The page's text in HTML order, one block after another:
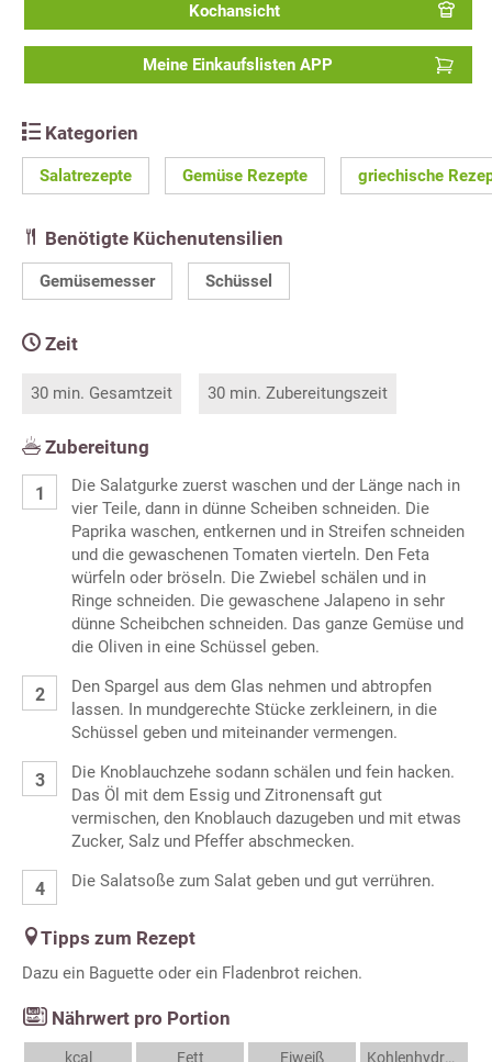
Kochansicht
Meine Einkaufslisten APP
Kategorien
Salatrezepte Gemüse Rezepte griechische
Benötigte Küchenutensilien
Gemüsemesser Schüssel
Zeit
30 min. Gesamtzeit 30 min. Zubereitungszeit
Zubereitung
Die Salatgurke zuerst waschen und der Länge nach in
vier Teile, dann in dünne Scheiben schneiden. Die
Paprika waschen, entkernen und in Streifen schneiden
und die gewaschenen Tomaten vierteln. Den Feta
würfeln oder bröseln. Die Zwiebel schälen und in
Ringe schneiden. Die gewaschene Jalapeno in sehr
dünne Scheibchen schneiden. Das ganze Gemüse und
die Oliven in eine Schüssel geben.
Den Spargel aus dem Glas nehmen und abtropfen
lassen. In mundgerechte Stücke zerkleinern, in die
Schüssel geben und miteinander vermengen.
Die Knoblauchzehe sodann schälen und fein hacken.
Das Öl mit dem Essig und Zitronensaft gut
vermischen, den Knoblauch dazugeben und mit etwas
Zucker, Salz und Pfeffer abschmecken.
Die Salatsoße zum Salat geben und gut verrühren.
Tipps zum Rezept
Dazu ein Baguette oder ein Fladenbrot reichen.
Nährwert pro Portion
kcal Fett Eiweiß Kohlenhydrate